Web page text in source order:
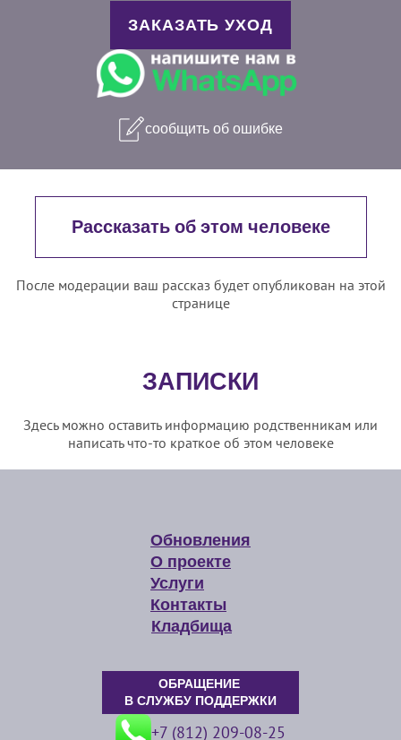
ЗАКАЗАТЬ УХОД
сообщить об ошибке
Рассказать об этом человеке
После модерации ваш рассказ будет опубликован на этой
странице
ЗАПИСКИ
Здесь можно оставить информацию родственникам или
написать что-то краткое об этом человеке
Обновления
О проекте
Услуги
Контакты
Кладбища
ОБРАЩЕНИЕ
В СЛУЖБУ ПОДДЕРЖКИ
+7 (812) 209-08-25